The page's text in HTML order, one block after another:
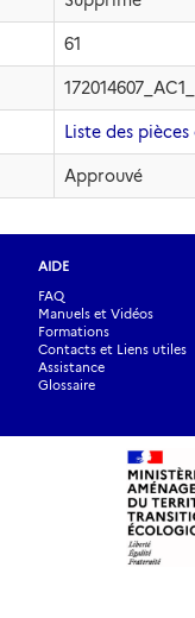
61
Liste des
Approuvé
AIDE
FAQ
Manuels et Vidéos
Formations
Contacts et Liens utiles
Assistance
Glossaire